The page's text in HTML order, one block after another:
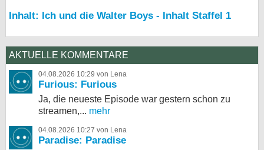
Inhalt: Ich und die Walter Boys - Inhalt Staffel 1
AKTUELLE KOMMENTARE
04.08.2026 10:29 von Lena
Furious: Furious
Ja, die neueste Episode war gestern schon zu
streamen,... mehr
04.08.2026 10:27 von Lena
Paradise: Paradise